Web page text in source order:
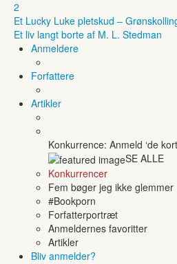
2
Et Lucky Luke pletskud –
Et liv langt borte af M. L. Stedman
Anmeldere
Forfattere
Artikler
Konkurrence: Anmeld ‘de
SE ALLE
Konkurrencer
Fem bøger jeg ikke glemmer
#Bookporn
Forfatterportræt
Anmeldernes favoritter
Artikler
Bliv anmelder?